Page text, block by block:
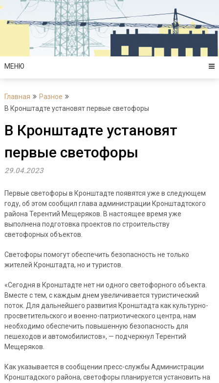
Перейти
содержимому
МЕНЮ
Главная
Разное
В Кронштадте установят первые светофоры
В Кронштадте установят
первые светофоры
29.04.2023
Первые светофоры в Кронштадте появятся уже в следующем
году, об этом сообщил глава администрации Кронштадтского
района Терентий Мещеряков. В настоящее время уже
выполнена подготовка проектов по строительству
светофорных объектов.
Светофоры помогут обеспечить безопасность не только
жителей Кронштадта, но и туристов.
«Сегодня в Кронштадте нет ни одного светофорного объекта.
Вместе с тем, с каждым днем увеличивается туристический
поток. Для дальнейшего развития Кронштадта как культурно-
просветительского и военно-патриотического центра, нам
необходимо обеспечить повышенную безопасность для
пешеходов и автомобилистов», — подчеркнул Терентий
Мещеряков.
Как указывается в сообщении пресс-службы Администрации
Кронштадского района, светофоры планируется установить на